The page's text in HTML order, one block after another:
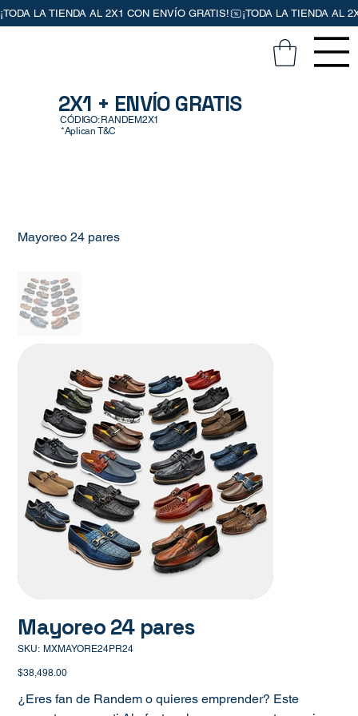
2X1 + ENVÍO GRATIS
CÓDIGO: RANDEM2X1
*Aplican T&C
Mayoreo 24 pares
Mayoreo 24 pares
SKU: SKU
MXMAYORE24PR24
Precio
$38,498.00
¿Eres fan de Randem o quieres emprender? Este